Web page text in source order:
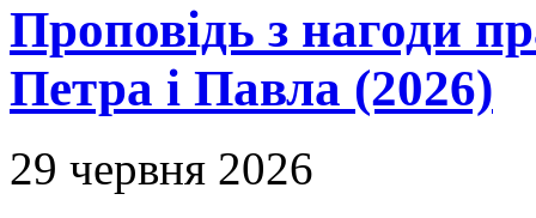
Проповідь з нагоди
Петра і Павла (2026)
29 червня 2026